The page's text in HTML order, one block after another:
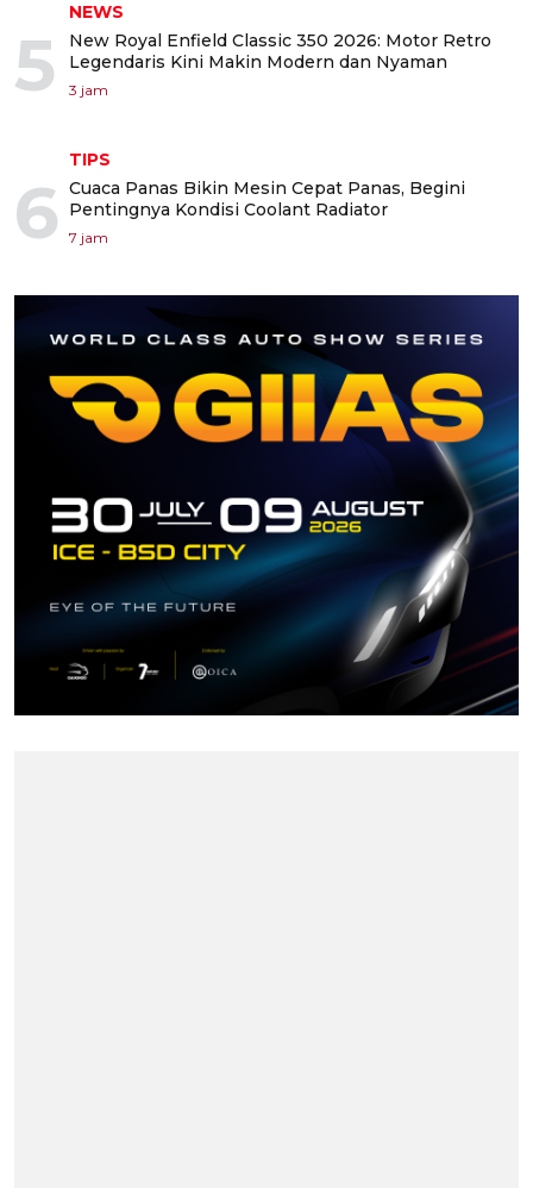
5
NEWS
New Royal Enfield Classic 350 2026: Motor Retro
Legendaris Kini Makin Modern dan Nyaman
3 jam
6
TIPS
Cuaca Panas Bikin Mesin Cepat Panas, Begini
Pentingnya Kondisi Coolant Radiator
7 jam